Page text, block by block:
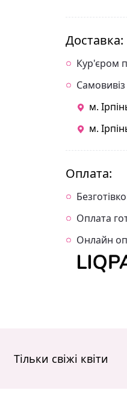
Доставка:
Кур'єром
м.
м.
Оплата:
Оплата
Онлайн
Тільки свіжі квіти